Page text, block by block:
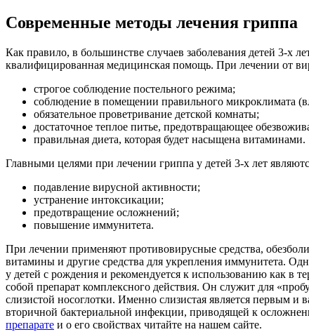
Современные методы лечения гриппа
Как правило, в большинстве случаев заболевания детей 3-х
квалифицированная медицинская помощь. При лечении от
строгое соблюдение постельного режима;
соблюдение в помещении правильного микроклимата
обязательное проветривание детской комнаты;
достаточное теплое питье, предотвращающее
правильная диета, которая будет насыщена витаминами.
Главными целями при лечении гриппа у детей 3-х лет
подавление вирусной активности;
устранение интоксикации;
предотвращение осложнений;
повышение иммунитета.
При лечении применяют противовирусные средства,
витамины и другие средства для укрепления иммунитета.
у детей с рождения и рекомендуется к использованию как в
собой препарат комплексного действия. Он служит для
слизистой носоглотки. Именно слизистая является первым
вторичной бактериальной инфекции, приводящей к
препарате и о его свойствах читайте на нашем сайте.